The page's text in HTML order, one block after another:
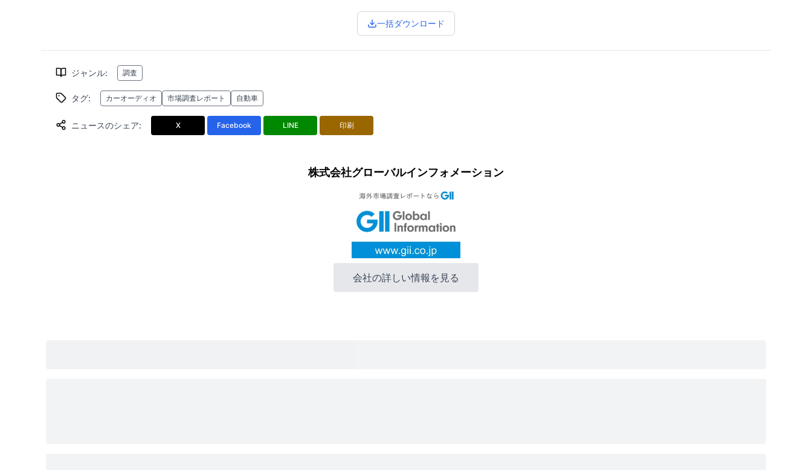
一括ダウンロード
ジャンル: 調査
タグ: カーオーディオ 市場調査レポート 自動車
ニュースのシェア: X Facebook LINE 印刷
株式会社グローバルインフォメーション
会社の詳しい情報を見る